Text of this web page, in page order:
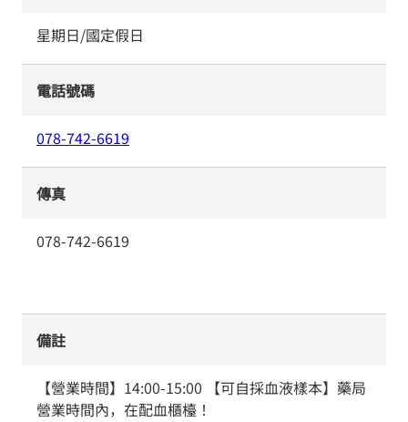
星期日/國定假日
電話號碼
078-742-6619
傳真
078-742-6619
備註
【營業時間】14:00-15:00 【可自採血液樣本】藥局
營業時間內，在配血櫃檯！